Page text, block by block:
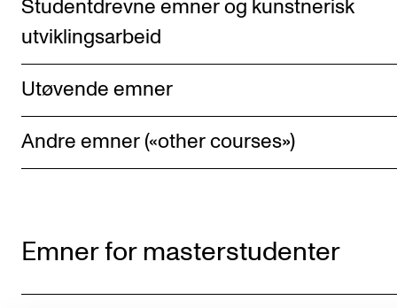
Organisasjon
Hvem gjør hva i administrasjonen?
Studentdrevne emner og kunstnerisk
utviklingsarbeid
Utøvende emner
Andre emner («other courses»)
Emner for masterstudenter